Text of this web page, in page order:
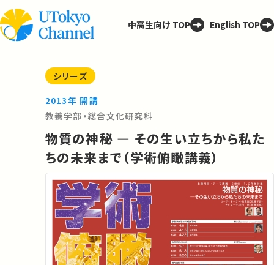
中高生向け TOP English TOP
シリーズ
2013年 開講
教養学部・総合文化研究科
物質の神秘 ― その生い立ちから私た
ちの未来まで（学術俯瞰講義）